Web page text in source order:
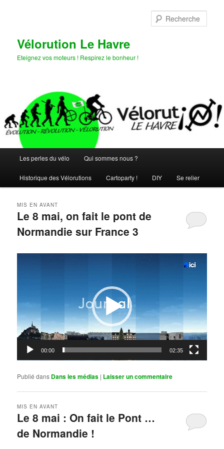
Vélorution Le Havre
Eteignez vos moteurs ! Respirez le bonheur !
principal
Les perles du vélo Qui sommes nous ?
Historique des Vélorutions Cartoparty ! DIY Se relier
Le 8 mai, on fait le pont de
Normandie sur France 3
MIS EN AVANT
00:00 02:35
Publié dans Dans les médias | Laisser un commentaire
Le 8 mai : On fait le Pont …
de Normandie !
MIS EN AVANT